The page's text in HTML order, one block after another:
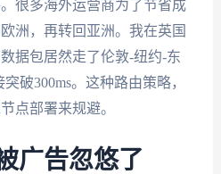
很多海外运营商为了节省成
洲，再转回亚洲。我在英国
据包居然走了伦敦-纽约-东
破300ms。这种路由策略，
点部署来规避。
广告忽悠了